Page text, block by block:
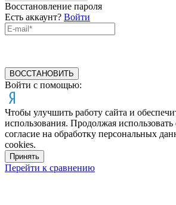
Восстановление пароля
Есть аккаунт? Войти
ВОССТАНОВИТЬ
Войти с помощью:
Чтобы улучшить работу сайта и
использования. Продолжая использовать
согласие на обработку персональных
cookies.
Принять
Перейти к сравнению